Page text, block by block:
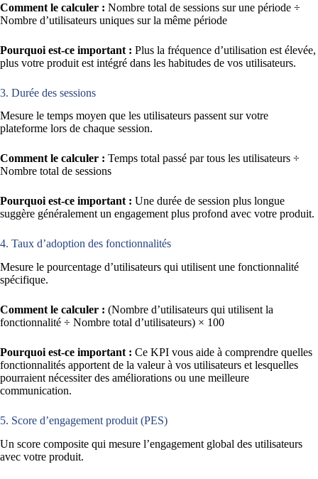
Comment le calculer : Nombre total de sessions sur une période ÷
Nombre d’utilisateurs uniques sur la même période
Pourquoi est-ce important : Plus la fréquence d’utilisation est élevée,
plus votre produit est intégré dans les habitudes de vos utilisateurs.
3. Durée des sessions
Mesure le temps moyen que les utilisateurs passent sur votre
plateforme lors de chaque session.
Comment le calculer : Temps total passé par tous les utilisateurs ÷
Nombre total de sessions
Pourquoi est-ce important : Une durée de session plus longue
suggère généralement un engagement plus profond avec votre produit.
4. Taux d’adoption des fonctionnalités
Mesure le pourcentage d’utilisateurs qui utilisent une fonctionnalité
spécifique.
Comment le calculer : (Nombre d’utilisateurs qui utilisent la
fonctionnalité ÷ Nombre total d’utilisateurs) × 100
Pourquoi est-ce important : Ce KPI vous aide à comprendre quelles
fonctionnalités apportent de la valeur à vos utilisateurs et lesquelles
pourraient nécessiter des améliorations ou une meilleure
communication.
5. Score d’engagement produit (PES)
Un score composite qui mesure l’engagement global des utilisateurs
avec votre produit.